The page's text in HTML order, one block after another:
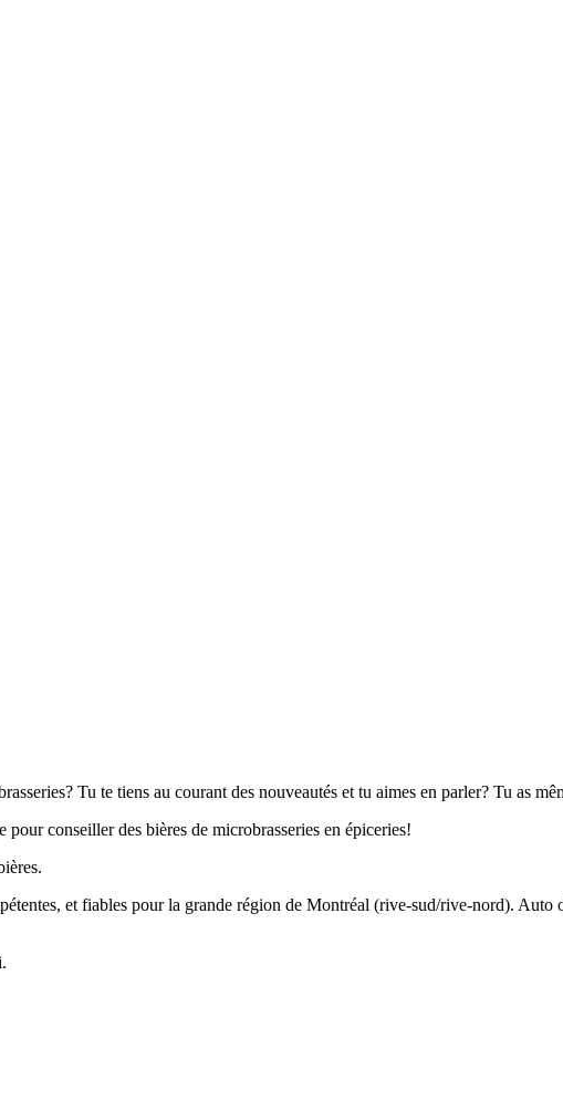
Tu te tiens au courant des nouveautés et tu aimes en parler? Tu as
conseiller des bières de microbrasseries en épiceries!
et fiables pour la grande région de Montréal (rive-sud/rive-nord).